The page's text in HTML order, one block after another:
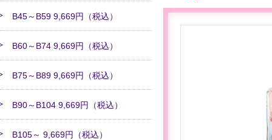
B45～B59 9,669円（税込）
B60～B74 9,669円（税込）
B75～B89 9,669円（税込）
B90～B104 9,669円（税込）
B105～ 9,669円（税込）